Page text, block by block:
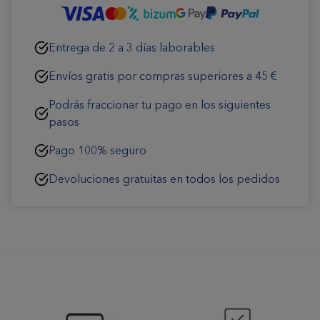
Entrega de 2 a 3 días laborables
Envíos gratis por compras superiores a 45 €
Podrás fraccionar tu pago en los siguientes
pasos
Pago 100% seguro
Devoluciones gratuitas en todos los pedidos